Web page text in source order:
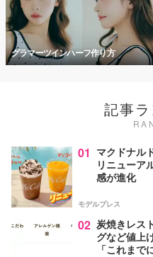
グラマーツインハーフ作り方
記事
01 マクドナル
リニューア
感が進化
モデルプレス
02 炭焼きレス
グなど値上
「これまで